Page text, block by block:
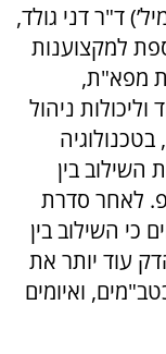
ד"ר דני גולד,
למקצוענות
מפא"ת,
ניהול
בטכנולוגיה
השילוב בין
לאחר סדרת
כי השילוב בין
עוד יותר את
ואיומים